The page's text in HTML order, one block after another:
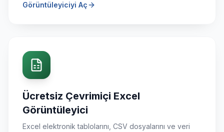
Görüntüleyiciyi Aç
Ücretsiz Çevrimiçi Excel
Görüntüleyici
Excel elektronik tablolarını, CSV dosyalarını ve veri